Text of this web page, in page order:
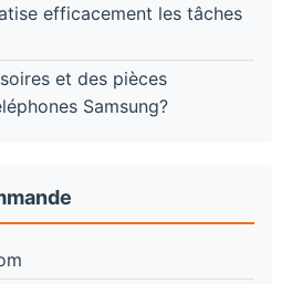
efficacement les tâches
et des pièces
Samsung?